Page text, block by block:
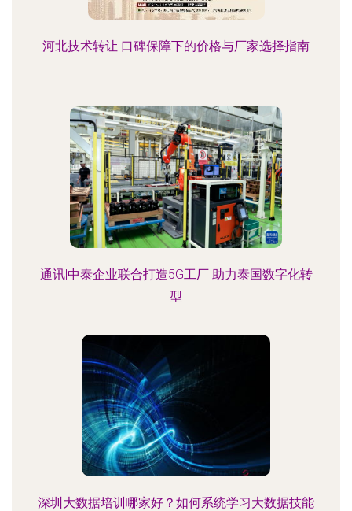
河北技术转让 口碑保障下的价格与厂家选择指南
通讯|中泰企业联合打造5G工厂 助力泰国数字化转
型
深圳大数据培训哪家好？如何系统学习大数据技能